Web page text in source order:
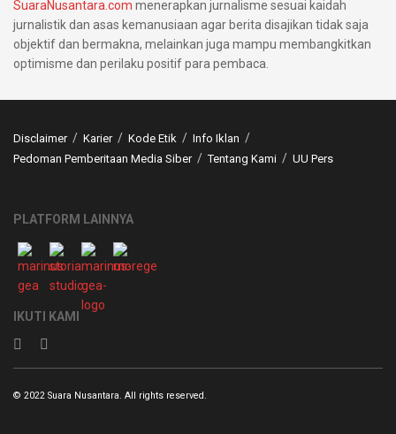
SuaraNusantara.com menerapkan jurnalisme sesuai kaidah
jurnalistik dan asas kemanusiaan agar berita disajikan tidak saja
objektif dan bermakna, melainkan juga mampu membangkitkan
optimisme dan perilaku positif para pembaca.
Disclaimer Karier Kode Etik
Info Iklan
Pedoman Pemberitaan Media Siber
Tentang Kami UU Pers
PLATFORM LAINNYA
IKUTI KAMI
© 2022 Suara Nusantara. All rights reserved.